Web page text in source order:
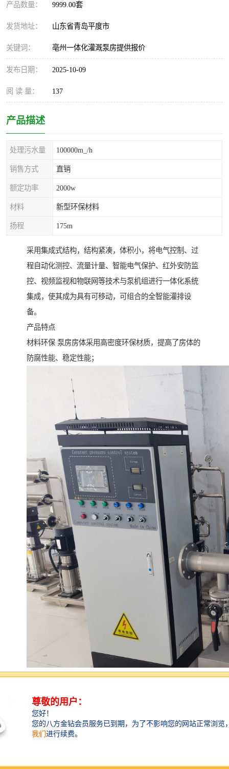
产品数量： 9999.00套
发货地址： 山东省青岛平度市
关键词： 亳州一体化灌溉泵房提供报价
发布日期： 2025-10-09
阅 读 量： 137
产品描述
处理污水量 100000m_/h
销售方式 直销
额定功率 2000w
材料 新型环保材料
扬程 175m
采用集成式结构，结构紧凑，体积小，将电气控制、过
程自动化测控、流量计量、智能电气保护、红外安防监
控、视频监视和物联网等技术与泵机组进行一体化系统
集成，使其成为具有可移动，可组合的全智能灌排设
备。
产品特点
材料环保 泵房房体采用高密度环保材质，提高了房体的
防腐性能、稳定性能；
产品特点